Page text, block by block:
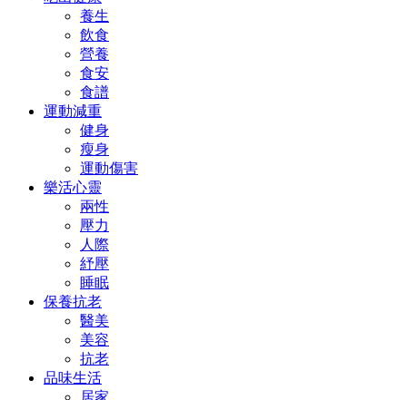
養生
飲食
營養
食安
食譜
運動減重
健身
瘦身
運動傷害
樂活心靈
兩性
壓力
人際
紓壓
睡眠
保養抗老
醫美
美容
抗老
品味生活
居家